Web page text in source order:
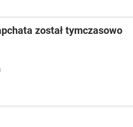
został tymczasowo